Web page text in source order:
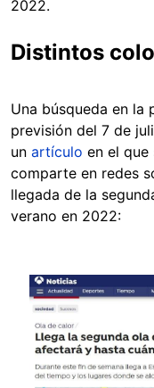
2022.
Distintos
Una búsqueda en la
previsión del 7 de
un artículo en el
comparte en redes
llegada de la
verano en 2022:
Image